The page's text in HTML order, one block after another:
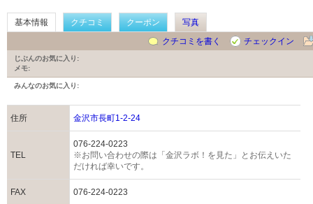
基本情報 クチコミ クーポン
写真
クチコミを書く
チェックイン
じぶんのお気に入り:
メモ:
みんなのお気に入り:
住所 金沢市長町1-2-24
TEL
076-224-0223
※お問い合わせの際は「金沢ラボ！を見た」とお伝えいた
だければ幸いです。
FAX 076-224-0223